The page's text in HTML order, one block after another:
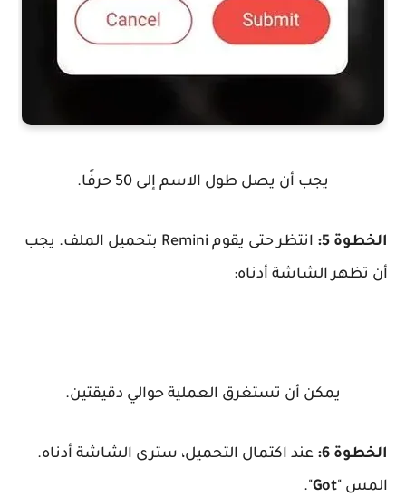
يجب أن يصل طول الاسم إلى 50 حرفًا.
الخطوة 5:
انتظر حتى يقوم Remini بتحميل الملف. يجب
أن تظهر الشاشة أدناه:
يمكن أن تستغرق العملية حوالي دقيقتين.
الخطوة 6:
عند اكتمال التحميل، سترى الشاشة أدناه.
المس "Got
".